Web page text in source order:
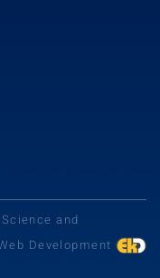
and
Development